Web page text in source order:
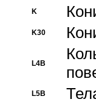
K
K30
L4B
L5B